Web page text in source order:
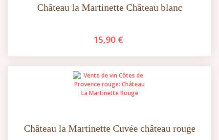
Château la Martinette Château blanc
15,90 €
Château la Martinette Cuvée château rouge